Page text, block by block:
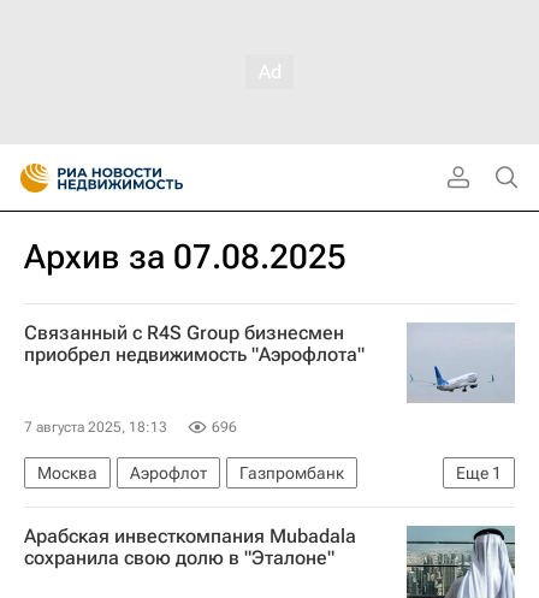
Архив за 07.08.2025
Связанный с R4S Group бизнесмен
приобрел недвижимость "Аэрофлота"
7 августа 2025, 18:13 696
Еще 1
Москва Аэрофлот
Газпромбанк
Строительство
Арабская инвесткомпания Mubadala
сохранила свою долю в "Эталоне"